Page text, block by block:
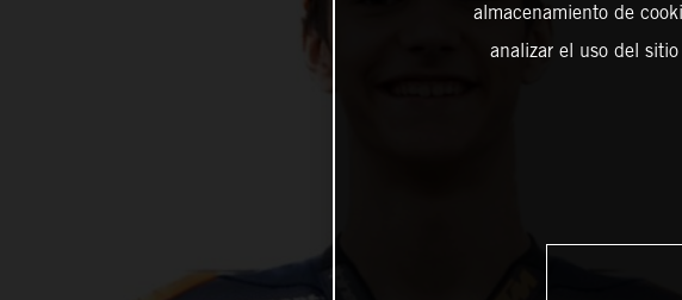
almacenamiento de
analizar el uso del